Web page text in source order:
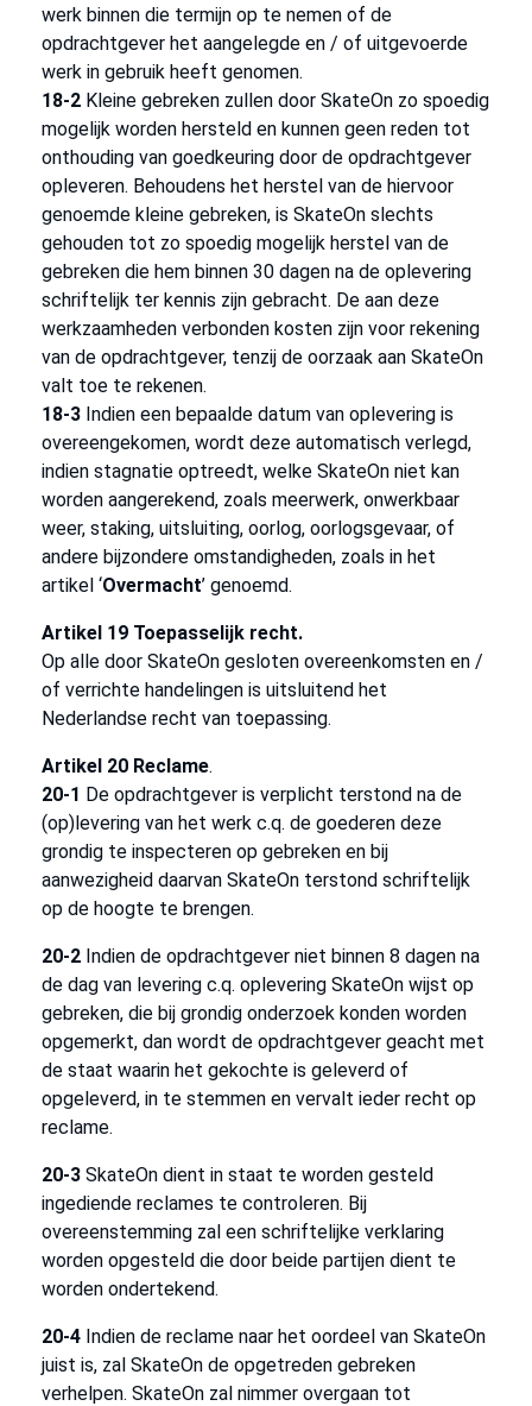
werk binnen die termijn op te nemen of de
opdrachtgever het aangelegde en / of uitgevoerde
werk in gebruik heeft genomen.
18-2 Kleine gebreken zullen door SkateOn zo spoedig
mogelijk worden hersteld en kunnen geen reden tot
onthouding van goedkeuring door de opdrachtgever
opleveren. Behoudens het herstel van de hiervoor
genoemde kleine gebreken, is SkateOn slechts
gehouden tot zo spoedig mogelijk herstel van de
gebreken die hem binnen 30 dagen na de oplevering
schriftelijk ter kennis zijn gebracht. De aan deze
werkzaamheden verbonden kosten zijn voor rekening
van de opdrachtgever, tenzij de oorzaak aan SkateOn
valt toe te rekenen.
18-3 Indien een bepaalde datum van oplevering is
overeengekomen, wordt deze automatisch verlegd,
indien stagnatie optreedt, welke SkateOn niet kan
worden aangerekend, zoals meerwerk, onwerkbaar
weer, staking, uitsluiting, oorlog, oorlogsgevaar, of
andere bijzondere omstandigheden, zoals in het
artikel ‘Overmacht’ genoemd.
Artikel 19 Toepasselijk recht.
Op alle door SkateOn gesloten overeenkomsten en /
of verrichte handelingen is uitsluitend het
Nederlandse recht van toepassing.
Artikel 20 Reclame.
20-1 De opdrachtgever is verplicht terstond na de
(op)levering van het werk c.q. de goederen deze
grondig te inspecteren op gebreken en bij
aanwezigheid daarvan SkateOn terstond schriftelijk
op de hoogte te brengen.
20-2 Indien de opdrachtgever niet binnen 8 dagen na
de dag van levering c.q. oplevering SkateOn wijst op
gebreken, die bij grondig onderzoek konden worden
opgemerkt, dan wordt de opdrachtgever geacht met
de staat waarin het gekochte is geleverd of
opgeleverd, in te stemmen en vervalt ieder recht op
reclame.
20-3 SkateOn dient in staat te worden gesteld
ingediende reclames te controleren. Bij
overeenstemming zal een schriftelijke verklaring
worden opgesteld die door beide partijen dient te
worden ondertekend.
20-4 Indien de reclame naar het oordeel van SkateOn
juist is, zal SkateOn de opgetreden gebreken
verhelpen. SkateOn zal nimmer overgaan tot